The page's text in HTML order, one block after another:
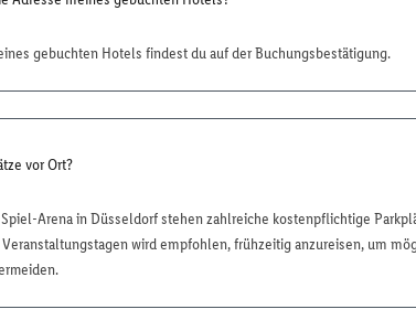
gebuchten Hotels findest du auf der Buchungsbestätigung.
vor Ort?
Arena in Düsseldorf stehen zahlreiche kostenpflichtige
wird empfohlen, frühzeitig anzureisen, um